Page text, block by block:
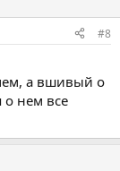
#8
а вшивый о
о нем все